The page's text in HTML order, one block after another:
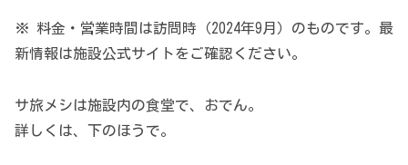
※ 料金・営業時間は訪問時（2024年9月）のものです。最
新情報は施設公式サイトをご確認ください。
サ旅メシは施設内の食堂で、おでん。
詳しくは、下のほうで。